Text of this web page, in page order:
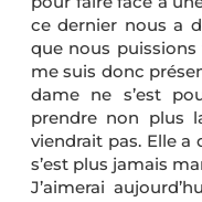
ce dernier nous a
que nous puissions
me suis donc
dame ne s’est
prendre non plus
viendrait pas. Elle
s’est plus jamais
J’aimerai